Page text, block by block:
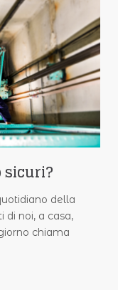
sicuri?
della
di noi, a casa,
chiama